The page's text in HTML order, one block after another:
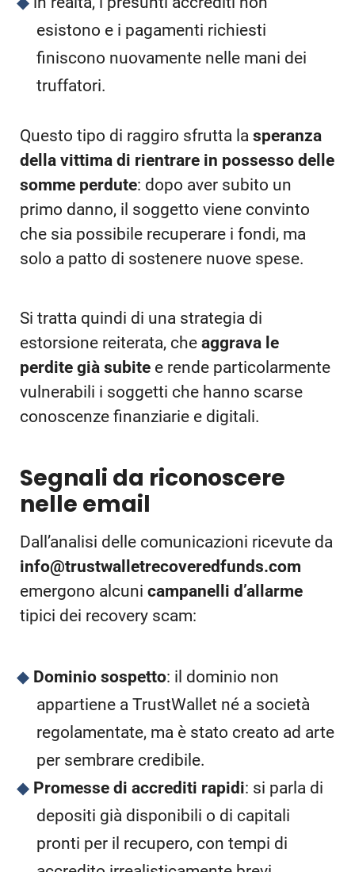
esistono e i pagamenti richiesti
finiscono nuovamente nelle mani dei
truffatori.
Questo tipo di raggiro sfrutta la speranza
della vittima di rientrare in possesso delle
somme perdute: dopo aver subito un
primo danno, il soggetto viene convinto
che sia possibile recuperare i fondi, ma
solo a patto di sostenere nuove spese.
Si tratta quindi di una strategia di
estorsione reiterata, che aggrava le
perdite già subite e rende particolarmente
vulnerabili i soggetti che hanno scarse
conoscenze finanziarie e digitali.
Segnali da riconoscere
nelle email
Dall’analisi delle comunicazioni ricevute da
info@trustwalletrecoveredfunds.com
emergono alcuni campanelli d’allarme
tipici dei recovery scam:
Dominio sospetto: il dominio non
appartiene a TrustWallet né a società
regolamentate, ma è stato creato ad arte
per sembrare credibile.
Promesse di accrediti rapidi: si parla di
depositi già disponibili o di capitali
pronti per il recupero, con tempi di